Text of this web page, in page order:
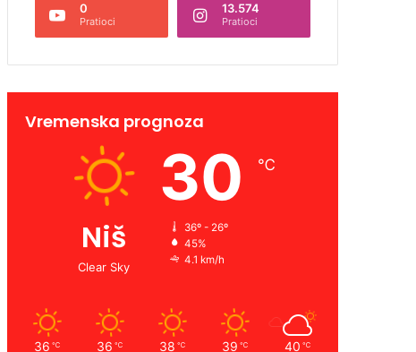
0
Pratioci
13.574
Pratioci
Vremenska prognoza
Niš
Clear Sky
30 ℃
36º - 26º
45%
4.1 km/h
36 ℃ 36 ℃ 38 ℃ 39 ℃ 40 ℃